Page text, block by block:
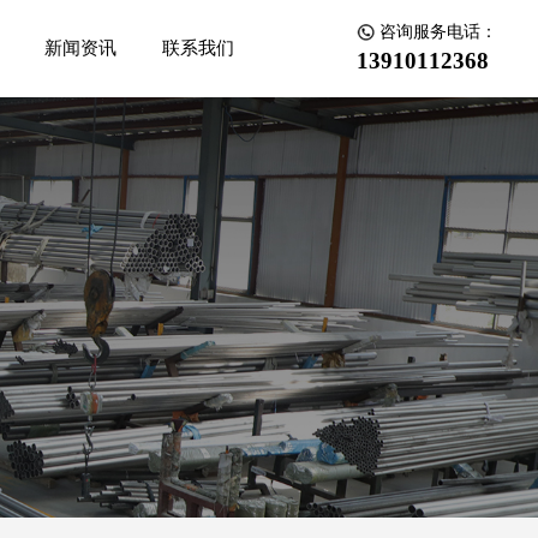
新闻资讯 联系我们
咨询服务电话：
13910112368